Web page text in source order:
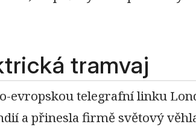
tramvaj
evropskou telegrafní linku
a přinesla firmě světový